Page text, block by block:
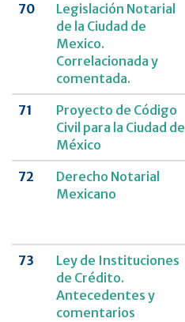
70
Legislación Notarial
de la Ciudad de
Mexico.
Correlacionada y
comentada.
71
Proyecto de Código
Civil para la Ciudad de
México
72
Derecho Notarial
Mexicano
73
Ley de Instituciones
de Crédito.
Antecedentes y
comentarios